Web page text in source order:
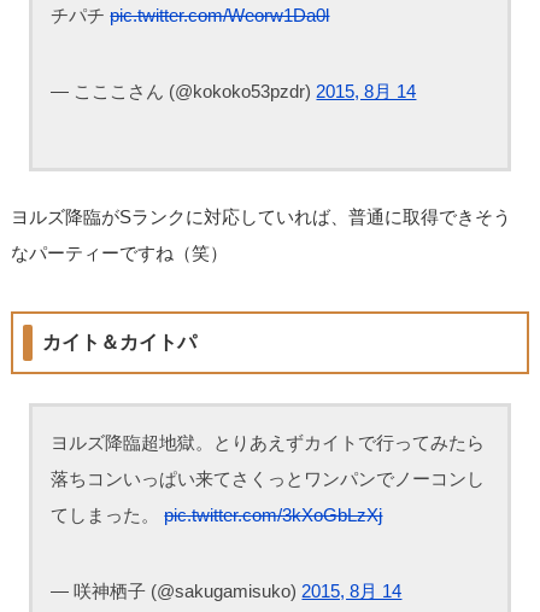
チパチpic.twitter.com/Weorw1Da0l
— こここさん (@kokoko53pzdr) 2015, 8月 14
ヨルズ降臨がSランクに対応していれば、普通に取得できそう
なパーティーですね（笑）
カイト＆カイトパ
ヨルズ降臨超地獄。とりあえずカイトで行ってみたら
落ちコンいっぱい来てさくっとワンパンでノーコンし
てしまった。pic.twitter.com/3kXoGbLzXj
— 咲神栖子 (@sakugamisuko) 2015, 8月 14